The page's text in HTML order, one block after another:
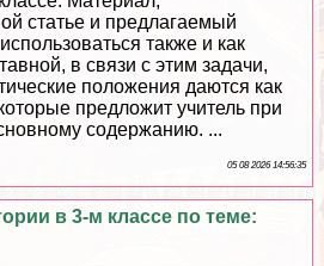
статье и предлагаемый
также и как
в связи с этим задачи,
положения даются как
предложит учитель при
содержанию. ...
05 08 2026 14:56:35
в 3-м классе по теме: